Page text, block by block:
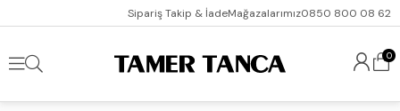
Sipariş Takip & İadeMağazalarımız0850 800 08 62
0